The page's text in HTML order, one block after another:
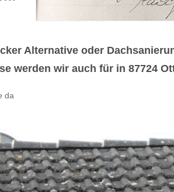
Alternative oder
werden wir auch für in 87724
da